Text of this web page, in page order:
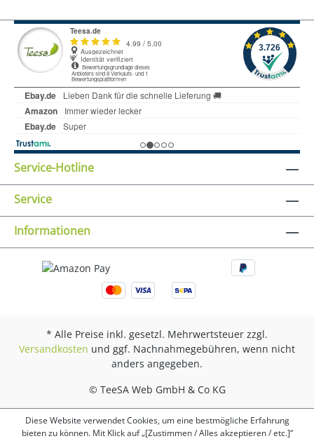
Service-Hotline
Service
Informationen
* Alle Preise inkl. gesetzl. Mehrwertsteuer zzgl.
Versandkosten und ggf. Nachnahmegebühren, wenn nicht
anders angegeben.
© TeeSA Web GmbH & Co KG
Diese Website verwendet Cookies, um eine bestmögliche Erfahrung
bieten zu können. Mit Klick auf „[Zustimmen / Alles akzeptieren / etc.]“